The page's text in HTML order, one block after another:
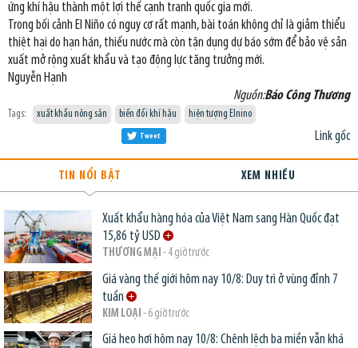
ứng khí hậu thành một lợi thế cạnh tranh quốc gia mới.
Trong bối cảnh El Niño có nguy cơ rất mạnh, bài toán không chỉ là giảm thiểu
thiệt hại do hạn hán, thiếu nước mà còn tận dụng dự báo sớm để bảo vệ sản
xuất mở rộng xuất khẩu và tạo động lực tăng trưởng mới.
Nguyễn Hạnh
Nguồn:Báo Công Thương
Tags: xuất khẩu nông sản biến đổi khí hậu hiện tượng Elnino
Link gốc
Tweet
TIN NỔI BẬT XEM NHIỀU
Xuất khẩu hàng hóa của Việt Nam sang Hàn Quốc đạt
15,86 tỷ USD
THƯƠNG MẠI - 4 giờ trước
Giá vàng thế giới hôm nay 10/8: Duy trì ở vùng đỉnh 7
tuần
KIM LOẠI - 6 giờ trước
Giá heo hơi hôm nay 10/8: Chênh lệch ba miền vẫn khá